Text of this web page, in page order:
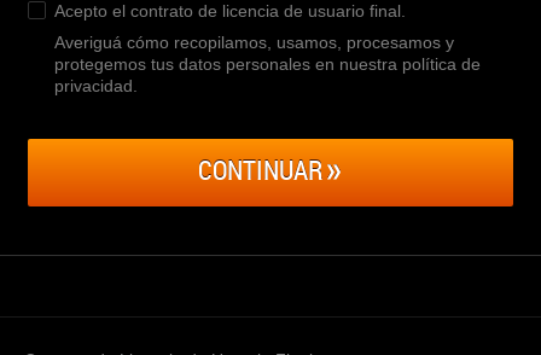
Acepto el contrato de licencia de usuario final
Averiguá cómo recopilamos, usamos, procesamos y
protegemos tus datos personales en nuestra política de
privacidad
CONTINUAR